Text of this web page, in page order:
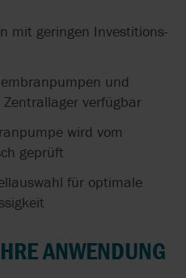
mit geringen Investitions-
und
Zentrallager verfügbar
wird vom
geprüft
für optimale
ANWENDUNG